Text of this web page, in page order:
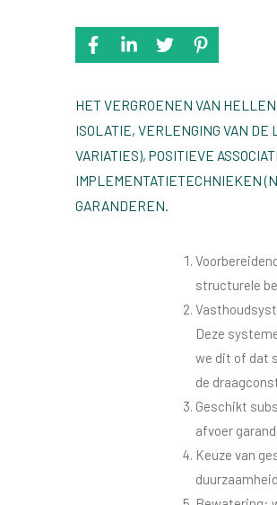
HET VERGROENEN VAN
ISOLATIE, VERLENGING VAN DE
VARIATIES), POSITIEVE
IMPLEMENTATIETECHNIEKEN
GARANDEREN.
structurele
Deze
we dit of dat
de
Geschikt
afvoer
Keuze van